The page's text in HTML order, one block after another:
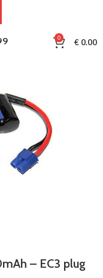
0 €0.00
– EC3 plug